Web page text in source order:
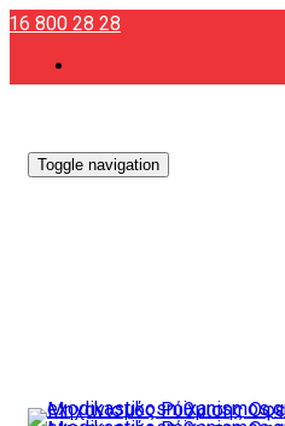
800 28 28
Toggle navigation